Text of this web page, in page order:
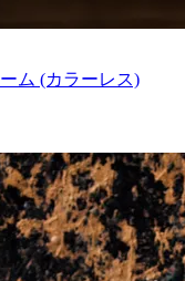
ム (カラーレス)